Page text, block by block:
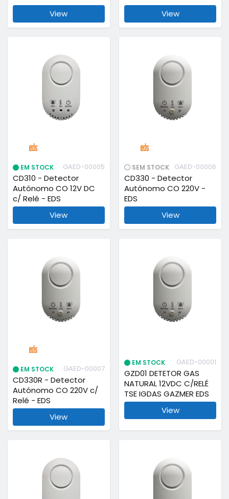
View
View
EM STOCK GAED-00005
CD310 - Detector
Autónomo CO 12V DC
c/ Relé - EDS
View
SEM STOCK GAED-00006
CD330 - Detector
Autónomo CO 220V -
EDS
View
EM STOCK GAED-00007
CD330R - Detector
Autónomo CO 220V c/
Relé - EDS
View
EM STOCK GAED-00001
GZD01 DETETOR GAS
NATURAL 12VDC C/RELÉ
TSE IGDAS GAZMER EDS
View